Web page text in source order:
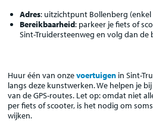
Adres: uitzichtpunt Bollenberg
Bereikbaarheid: parkeer je fiets of
Sint-Truidersteenweg en volg dan
Huur één van onzevoertuigen in Sint-
langs deze kunstwerken. We helpen je
van de GPS-routes. Let op: omdat niet
per fiets of scooter, is het nodig om
wijken.